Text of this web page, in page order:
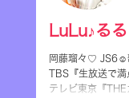
LuLu♪る
岡藤瑠々♡ JS6☺︎
TBS『生放送で
テレビ東京『